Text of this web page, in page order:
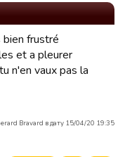
frustré
et a pleurer
n'en vaux pas la
Bravard в дату 15/04/20 19:35